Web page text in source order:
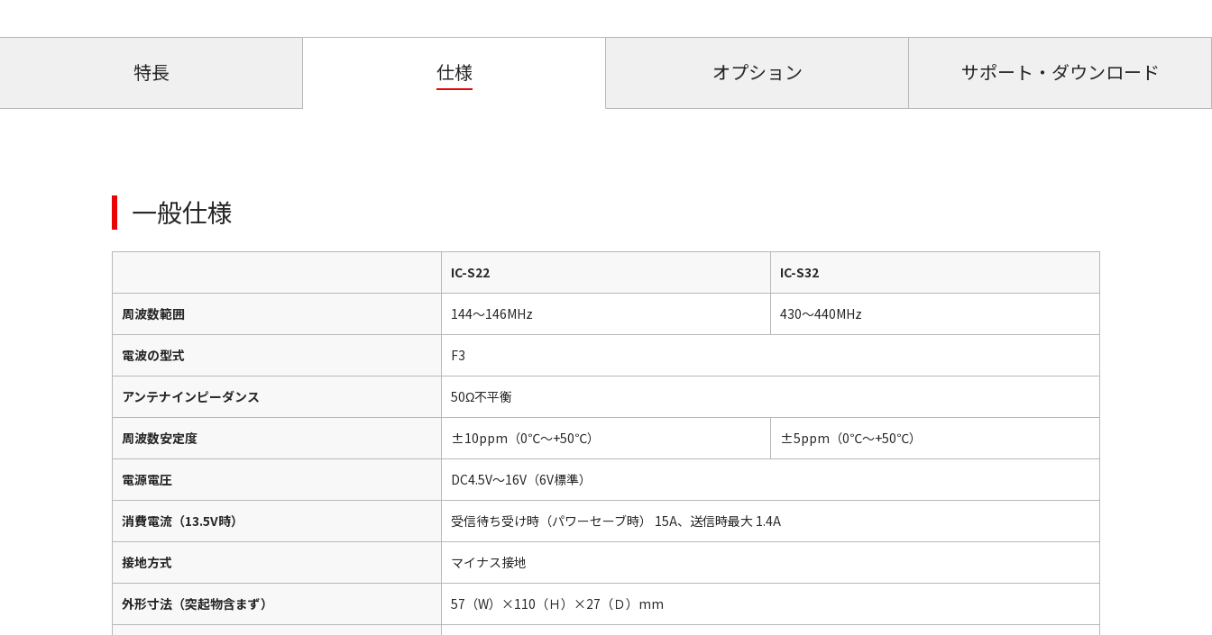
特長 仕様 オプション サポート・ダウンロード
一般仕様
IC-S22 IC-S32
周波数範囲 144～146MHz 430～440MHz
電波の型式 F3
アンテナインピーダンス 50Ω不平衡
周波数安定度 ±10ppm（0℃～+50℃） ±5ppm（0℃～+50℃）
電源電圧 DC4.5V～16V（6V標準）
消費電流（13.5V時） 受信待ち受け時（パワーセーブ時） 15A、送信時最大 1.4A
接地方式 マイナス接地
外形寸法（突起物含まず） 57（W）×110（Ｈ）×27（Ｄ）mm